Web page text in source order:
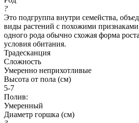
?
Это подгруппа внутри семейства,
виды растений с похожими
одного рода обычно схожая форма
условия обитания.
Традесканция
Сложность
Умеренно неприхотливые
Высота от пола (см)
5-7
Полив:
Умеренный
Диаметр горшка (см)